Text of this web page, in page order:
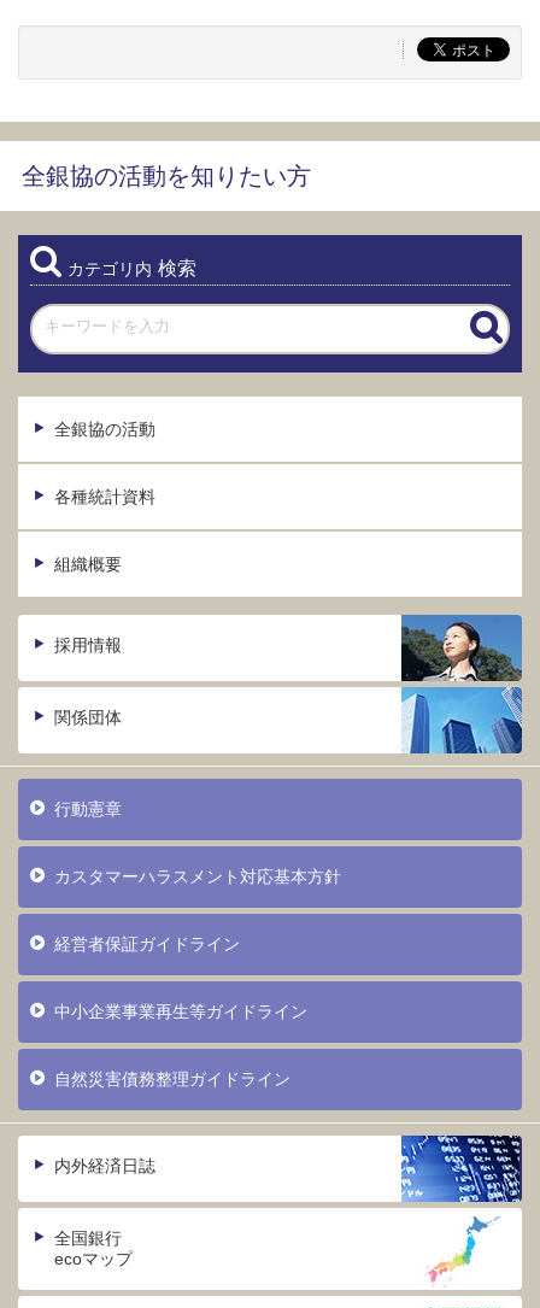
全銀協の活動を知りたい方
カテゴリ内 検索
全銀協の活動
各種統計資料
組織概要
採用情報
関係団体
行動憲章
カスタマーハラスメント対応基本方針
経営者保証ガイドライン
中小企業事業再生等ガイドライン
自然災害債務整理ガイドライン
内外経済日誌
全国銀行
ecoマップ